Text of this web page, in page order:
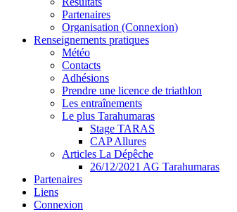
Partenaires
Organisation (Connexion)
Renseignements pratiques
Météo
Contacts
Adhésions
Prendre une licence de triathlon
Les entraînements
Le plus Tarahumaras
Stage TARAS
CAP Allures
Articles La Dépêche
26/12/2021 AG Tarahumaras
Partenaires
Liens
Connexion